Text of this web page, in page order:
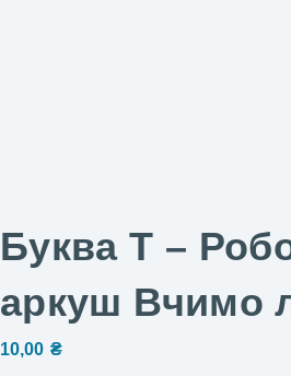
Буква Т –
аркуш Вчимо
10,00 ₴